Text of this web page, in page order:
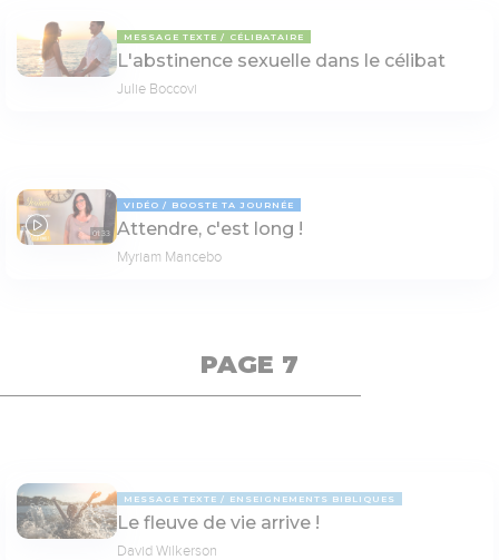
MESSAGE TEXTE CÉLIBATAIRE
L'abstinence sexuelle dans le célibat
Julie Boccovi
01:33
VIDÉO BOOSTE TA JOURNÉE
Attendre, c'est long !
Myriam Mancebo
PAGE 7
MESSAGE TEXTE ENSEIGNEMENTS BIBLIQUES
Le fleuve de vie arrive !
David Wilkerson